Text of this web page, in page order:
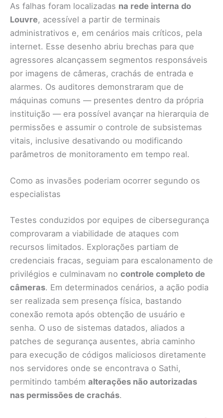
As falhas foram localizadas na rede interna do
Louvre, acessível a partir de terminais
administrativos e, em cenários mais críticos, pela
internet. Esse desenho abriu brechas para que
agressores alcançassem segmentos responsáveis
por imagens de câmeras, crachás de entrada e
alarmes. Os auditores demonstraram que de
máquinas comuns — presentes dentro da própria
instituição — era possível avançar na hierarquia de
permissões e assumir o controle de subsistemas
vitais, inclusive desativando ou modificando
parâmetros de monitoramento em tempo real.
Como as invasões poderiam ocorrer segundo os
especialistas
Testes conduzidos por equipes de cibersegurança
comprovaram a viabilidade de ataques com
recursos limitados. Explorações partiam de
credenciais fracas, seguiam para escalonamento de
privilégios e culminavam no controle completo de
câmeras. Em determinados cenários, a ação podia
ser realizada sem presença física, bastando
conexão remota após obtenção de usuário e
senha. O uso de sistemas datados, aliados a
patches de segurança ausentes, abria caminho
para execução de códigos maliciosos diretamente
nos servidores onde se encontrava o Sathi,
permitindo também alterações não autorizadas
nas permissões de crachás.